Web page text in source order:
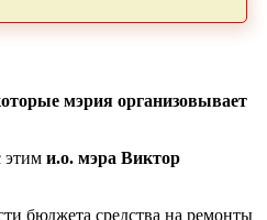
мэрия организовывает
этим и.о. мэра Виктор
бюджета средства на ремонты